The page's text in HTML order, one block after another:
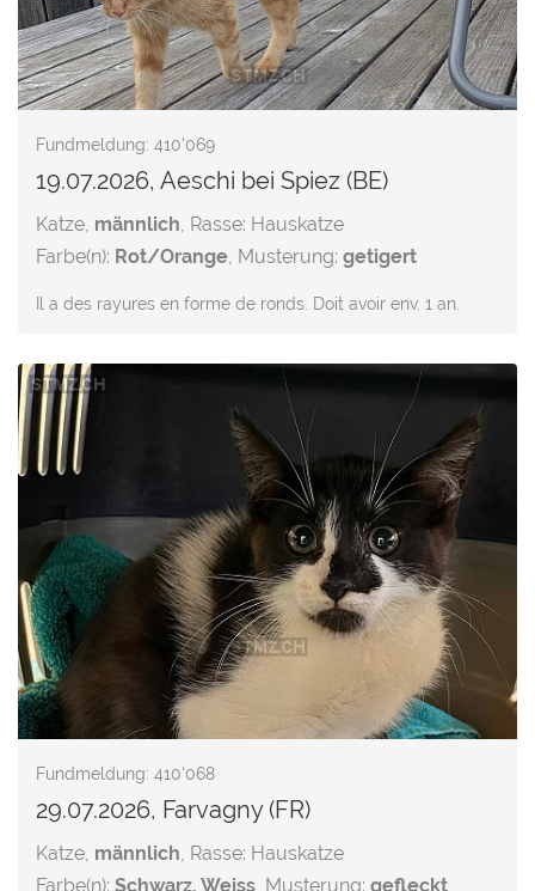
Fundmeldung: 410'069
19.07.2026, Aeschi bei Spiez (BE)
Katze, männlich, Rasse: Hauskatze
Farbe(n): Rot/Orange, Musterung: getigert
Il a des rayures en forme de ronds. Doit avoir env. 1 an.
Fundmeldung: 410'068
29.07.2026, Farvagny (FR)
Katze, männlich, Rasse: Hauskatze
Farbe(n): Schwarz, Weiss , Musterung: gefleckt